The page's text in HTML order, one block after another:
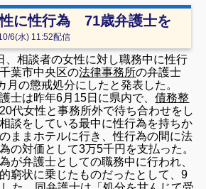
に性行為 71歳弁護士を
6(水) 11:52配信
、相談者の女性に対し職務中に性行
葉市中央区の法律事務所の弁護士
月の懲戒処分にしたと発表した。
士は昨年6月15日に県内で、債務整
代女性と事務所外で待ち合わせをし
談をしている最中に性行為を持ちか
ままホテルに行き、性行為の間に法
の対価として3万5千円を支払った。
が弁護士としての職務中に行われ、
窮状に乗じたものだったとして、9